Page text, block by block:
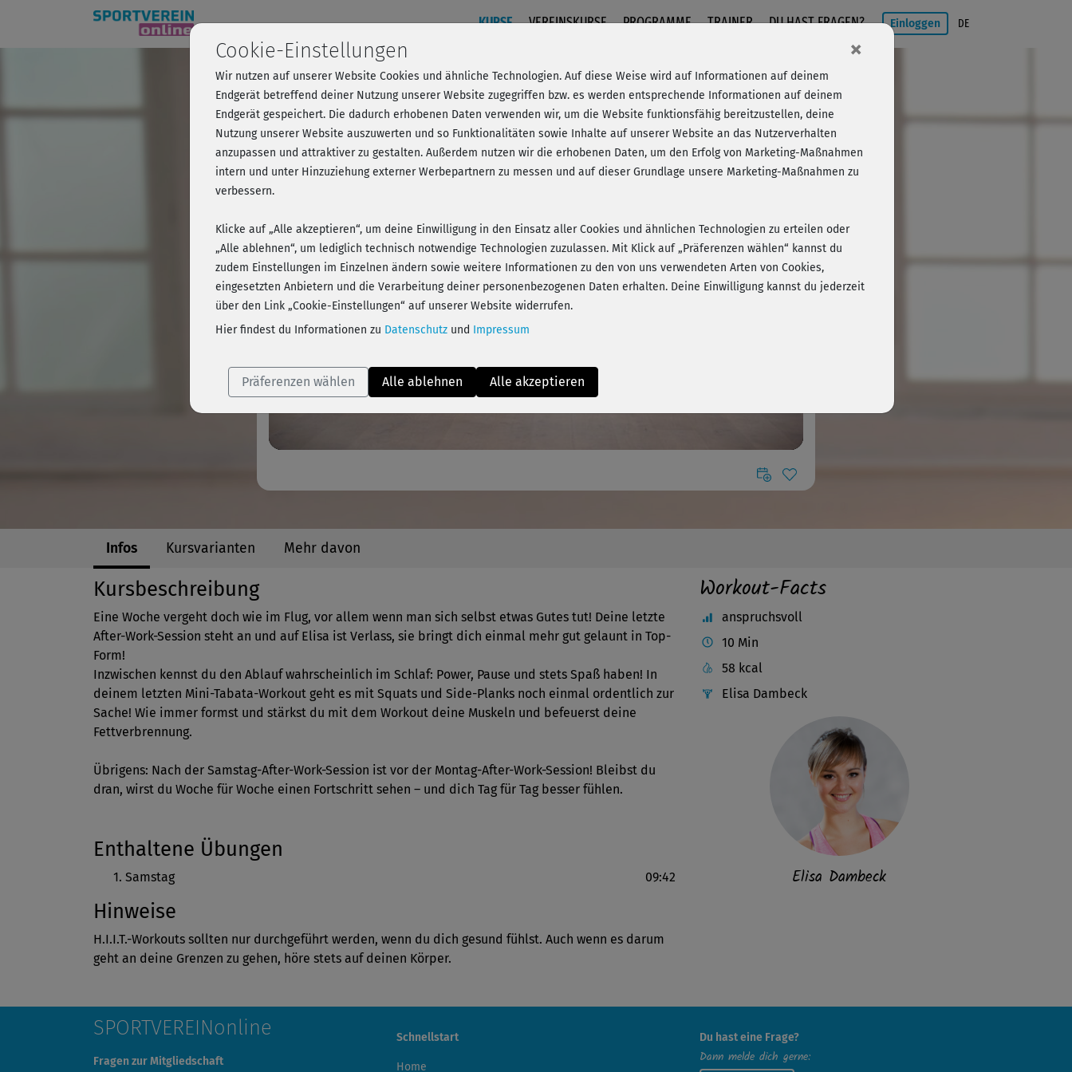
KURSE VEREINSKURSE PROGRAMME TRAINER DU HAST FRAGEN? Einloggen DE
After Work Sessions - Samstag
Play
Video
Kursvorschau - Anmelden und alles trainieren! Einloggen
Infos Kursvarianten Mehr davon
Kursbeschreibung
Eine Woche vergeht doch wie im Flug, vor allem wenn man sich selbst etwas Gutes tut! Deine letzte
After-Work-Session steht an und auf Elisa ist Verlass, sie bringt dich einmal mehr gut gelaunt in Top-
Form!
Inzwischen kennst du den Ablauf wahrscheinlich im Schlaf: Power, Pause und stets Spaß haben! In
deinem letzten Mini-Tabata-Workout geht es mit Squats und Side-Planks noch einmal ordentlich zur
Sache! Wie immer formst und stärkst du mit dem Workout deine Muskeln und befeuerst deine
Fettverbrennung.
Übrigens: Nach der Samstag-After-Work-Session ist vor der Montag-After-Work-Session! Bleibst du
dran, wirst du Woche für Woche einen Fortschritt sehen – und dich Tag für Tag besser fühlen.
Enthaltene Übungen
Samstag 09:42
Hinweise
H.I.I.T.-Workouts sollten nur durchgeführt werden, wenn du dich gesund fühlst. Auch wenn es darum
geht an deine Grenzen zu gehen, höre stets auf deinen Körper.
Workout-Facts
anspruchsvoll
10 Min
58 kcal
Elisa Dambeck
Elisa Dambeck
SPORTVEREINonline
Fragen zur Mitgliedschaft
Schnellstart
Home
Du hast eine Frage?
Dann melde dich gerne:
Cookie-Einstellungen ×
Wir nutzen auf unserer Website Cookies und ähnliche Technologien. Auf diese Weise wird auf Informationen auf deinem
Endgerät betreffend deiner Nutzung unserer Website zugegriffen bzw. es werden entsprechende Informationen auf deinem
Endgerät gespeichert. Die dadurch erhobenen Daten verwenden wir, um die Website funktionsfähig bereitzustellen, deine
Nutzung unserer Website auszuwerten und so Funktionalitäten sowie Inhalte auf unserer Website an das Nutzerverhalten
anzupassen und attraktiver zu gestalten. Außerdem nutzen wir die erhobenen Daten, um den Erfolg von Marketing-Maßnahmen
intern und unter Hinzuziehung externer Werbepartnern zu messen und auf dieser Grundlage unsere Marketing-Maßnahmen zu
verbessern.
Klicke auf „Alle akzeptieren“, um deine Einwilligung in den Einsatz aller Cookies und ähnlichen Technologien zu erteilen oder
„Alle ablehnen“, um lediglich technisch notwendige Technologien zuzulassen. Mit Klick auf „Präferenzen wählen“ kannst du
zudem Einstellungen im Einzelnen ändern sowie weitere Informationen zu den von uns verwendeten Arten von Cookies,
eingesetzten Anbietern und die Verarbeitung deiner personenbezogenen Daten erhalten. Deine Einwilligung kannst du jederzeit
über den Link „Cookie-Einstellungen“ auf unserer Website widerrufen.
Hier findest du Informationen zu Datenschutz und Impressum
Präferenzen wählen Alle ablehnen Alle akzeptieren